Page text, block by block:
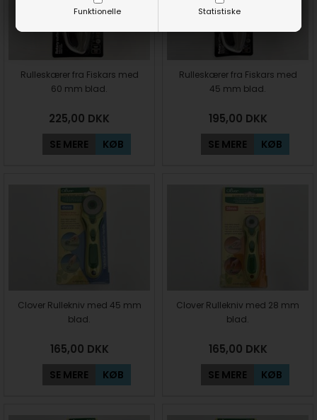
Funktionelle Statistiske
Rulleskærer fra Fiskars med
60 mm blad.
225,00 DKK
SE MERE KØB
Rulleskærer fra Fiskars med
45 mm blad.
195,00 DKK
SE MERE KØB
Clover Rullekniv med 45 mm
blad.
165,00 DKK
SE MERE KØB
Clover Rullekniv med 28 mm
blad.
165,00 DKK
SE MERE KØB